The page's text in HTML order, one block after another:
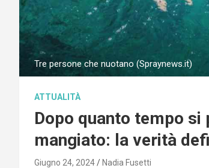
Tre persone che nuotano (Spraynews.it)
ATTUALITÀ
Dopo quanto tempo
mangiato: la verità
Giugno 24, 2024 Nadia Fusetti